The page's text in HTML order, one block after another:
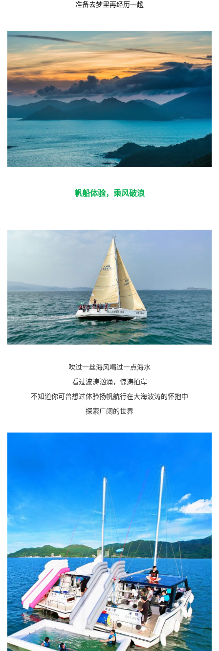
准备去梦里再经历一趟
帆船体验，乘风破浪
吹过一丝海风喝过一点海水
看过波涛汹涌，惊涛拍岸
不知道你可曾想过体验扬帆航行在大海波涛的怀抱中
探索广阔的世界